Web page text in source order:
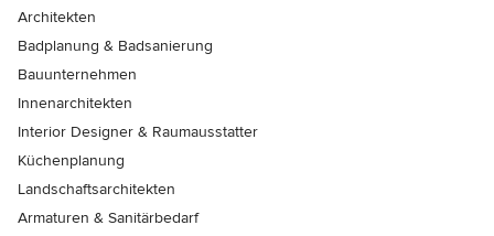
Architekten
Badplanung & Badsanierung
Bauunternehmen
Innenarchitekten
Interior Designer & Raumausstatter
Küchenplanung
Landschaftsarchitekten
Armaturen & Sanitärbedarf